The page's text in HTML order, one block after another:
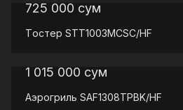
725 000 сум
Tостер STT1003MCSC/HF
1 015 000 сум
Аэрогриль SAF1308TPBK/HF